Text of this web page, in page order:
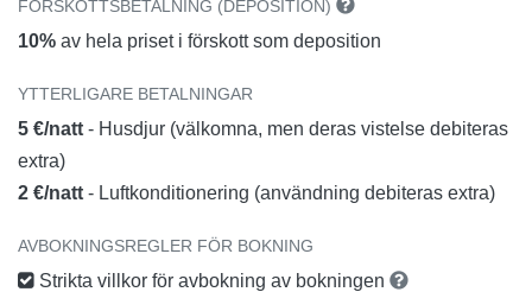
FÖRSKOTTSBETALNING (DEPOSITION)
10% av hela priset i förskott som deposition
YTTERLIGARE BETALNINGAR
5 €/natt - Husdjur (välkomna, men deras vistelse debiteras
extra)
2 €/natt - Luftkonditionering (användning debiteras extra)
AVBOKNINGSREGLER FÖR BOKNING
Strikta villkor för avbokning av bokningen